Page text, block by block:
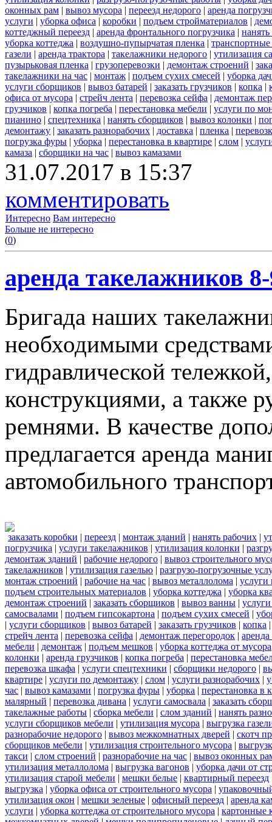
оконных рам | вывоз мусора | переезд недорого | аренда
услуги | уборка офиса | коробки | подъем стройматериалов |
коттеджный переезд | аренда фронтального погрузчика |
уборка коттеджа | воздушно-пупырчатая пленка | транспортные
газели | аренда трактора | такелажники недорого | утилизация
пузырьковая пленка | грузоперевозки | демонтаж строений |
такелажники на час | монтаж | подъем сухих смесей | уборка
услуги сборщиков | вывоз батарей | заказать грузчиков | копка |
офиса от мусора | стрейч лента | перевозка сейфа | демонтаж
грузчиков | копка погреба | перестановка мебели | услуги по
пианино | спецтехника | нанять сборщиков | вывоз колонки |
демонтажу | заказать разнорабочих | доставка | пленка |
погрузка фуры | уборка | перестановка в квартире | слом |
камаза | сборщики на час | вывоз камазами
31.07.2017 в 15:37
комментировать
Интересно Вам интересно
Больше не интересно
(0)
аренда такелажников
Бригада наших
необходимыми
гидравлической
конструкциями, а также
ремнями. В качестве
предлагается аренда
автомобильного
заказать коробки | переезд | монтаж зданий | нанять рабочих |
погрузчика | услуги такелажников | утилизация колонки |
демонтаж зданий | рабочие недорого | вывоз строительного
такелажников | утилизация газелью | разгрузо-погрузочные
монтаж строений | рабочие на час | вывоз металлолома | услуги
подъем строительных материалов | уборка коттеджа | уборка
демонтаж строений | заказать сборщиков | вывоз ванны |
самосвалами | подъем гипсокартона | подъем сухих смесей |
| услуги сборщиков | вывоз батарей | заказать грузчиков | копка
стрейч лента | перевозка сейфа | демонтаж перегородок |
мебели | демонтаж | подъем мешков | уборка коттеджа от мусора
колонки | аренда грузчиков | копка погреба | перестановка
перевозка шкафа | услуги спецтехники | сборщики недорого |
квартире | услуги по демонтажу | слом | услуги разнорабочих |
час | вывоз камазами | погрузка фуры | уборка | перестановка в
малярный | перевозка дивана | услуги самосвала | заказать
такелажные работы | сборка мебели | слом зданий | нанять
услуги сборщиков мебели | утилизация мусора | выгрузка
разнорабочие недорого | вывоз межкомнатных дверей | скотч
сборщиков мебели | утилизация строительного мусора |
такси | слом строений | разнорабочие на час | вывоз оконных
утилизация металлолома | выгрузка вагонов | уборка дачи от
утилизация старой мебели | мешки белые | квартирный переезд
выгрузка | уборка офиса от строительного мусора |
утилизация окон | мешки зеленые | офисный переезд | аренда
услуги | уборка коттеджа от строительного мусора | картонные